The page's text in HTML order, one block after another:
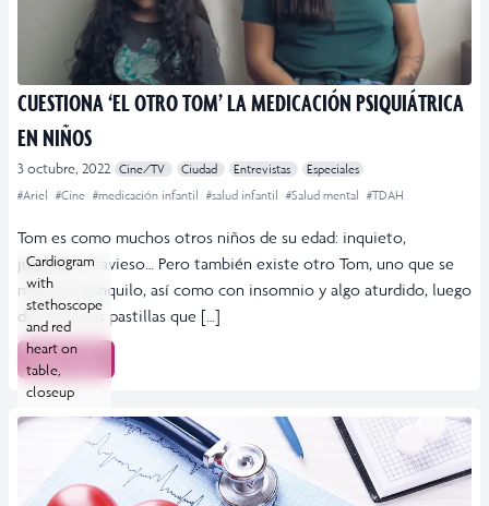
CUESTIONA ‘EL OTRO TOM’ LA MEDICACIÓN PSIQUIÁTRICA
EN NIÑOS
3 octubre, 2022 Cine/TV Ciudad Entrevistas
Especiales
#Ariel #Cine #medicación infantil #salud infantil #Salud mental #TDAH
Tom es como muchos otros niños de su edad: inquieto,
juguetón, travieso… Pero también existe otro Tom, uno que se
muestra tranquilo, así como con insomnio y algo aturdido, luego
de tomar las pastillas que […]
Leer más
Cardiogram
with
stethoscope
and red
heart on
table,
closeup